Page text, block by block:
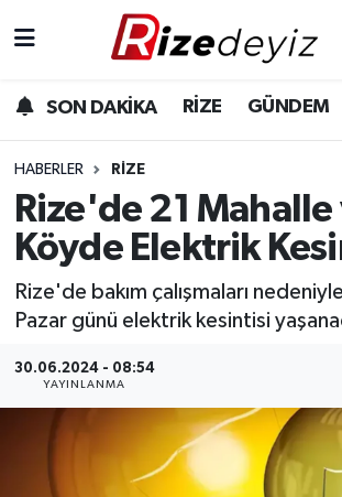
SON DAKİKA RİZE GÜNDEM
HABERLER RIZE
Rize'de 21 Mahalle
Köyde Elektrik
Rize'de bakım çalışmaları
Pazar günü elektrik kesintisi
30.06.2024 - 08:54
YAYINLANMA
Gündem
Yurttan Haberler
Ekonomi
Teknoloji
Sağlık
Rize Hava Durumu
Rize Trafik Yoğunluk Haritası
Süper Lig Puan Durumu ve
Tüm Manşetler
Son Dakika Haberleri
Haber Arşivi